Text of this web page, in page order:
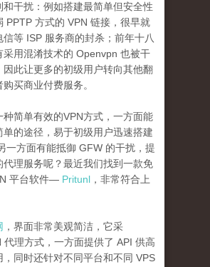
和干扰：例如搭建最简单但安全性
PPTP 方式的 VPN 链接，很早就
信等 ISP 服务商的封杀；前年十八
采用混淆技术的 Openvpn 也被干
因此让更多的初级用户转向其他翻
买商业付费服务。
种简单有效的VPN方式，一方面能
单的途径，易于初级用户迅速搭建
一方面有能抵御 GFW 的干扰，提
代理服务呢？最近我们找到一款免
平台软件— Pritunl ，非常符合上
，界面非常美观简洁，它采
代理方式，一方面提供了 API 供高
，同时还针对不同平台和不同 VPS